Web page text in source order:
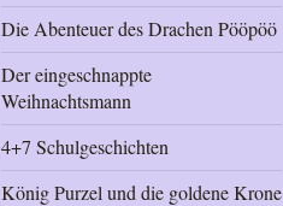
Die Abenteuer des Drachen Pööpöö
Der eingeschnappte
Weihnachtsmann
4+7 Schulgeschichten
König Purzel und die goldene Krone